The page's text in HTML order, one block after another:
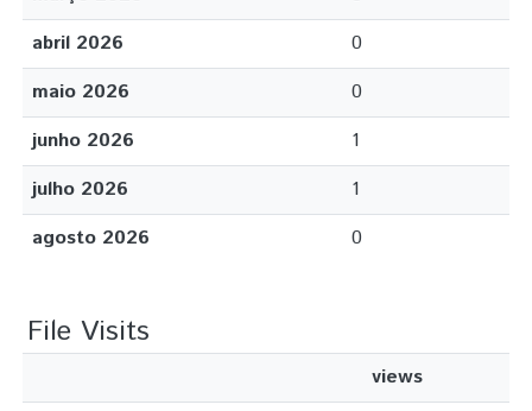
abril 2026
0
maio 2026
0
junho 2026
1
julho 2026
1
agosto 2026
0
File Visits
views